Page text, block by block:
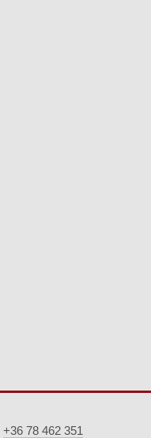
+36 78 462 351